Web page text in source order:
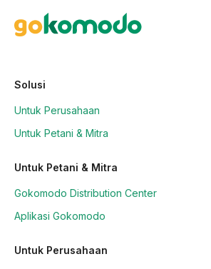
Solusi
Untuk Perusahaan
Untuk Petani & Mitra
Untuk Petani & Mitra
Gokomodo Distribution Center
Aplikasi Gokomodo
Untuk Perusahaan